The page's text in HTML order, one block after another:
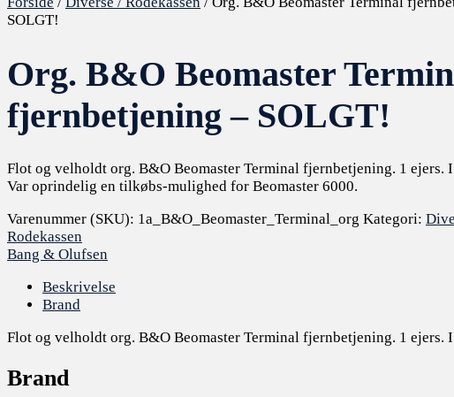
SOLGT!
Org. B&O Beomaster
fjernbetjening – SOLGT!
Flot og velholdt org. B&O Beomaster Terminal fjernbetjening. 1 ejers.
Var oprindelig en tilkøbs-mulighed for Beomaster 6000.
Varenummer (SKU): 1a_B&O_Beomaster_Terminal_org Kategori:
Rodekassen
Bang & Olufsen
Beskrivelse
Brand
Flot og velholdt org. B&O Beomaster Terminal fjernbetjening. 1
Brand